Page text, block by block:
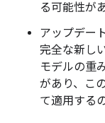
る可能性が
アップデー
完全な新し
モデルの重
があり、こ
て適用する